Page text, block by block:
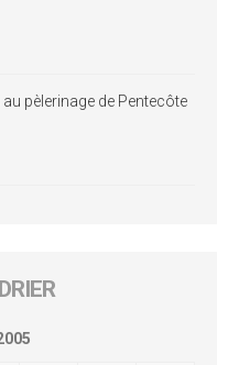
pèlerinage de Pentecôte